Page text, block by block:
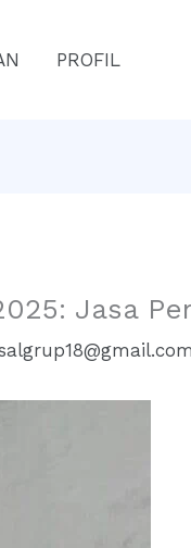
PROFIL
Jasa